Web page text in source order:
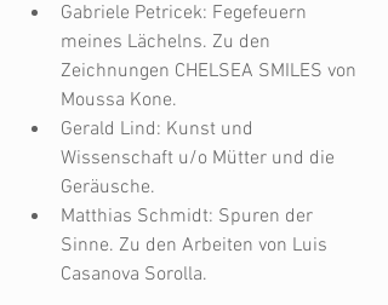
Gabriele Petricek: Fegefeuern
meines Lächelns. Zu den
Zeichnungen CHELSEA SMILES von
Moussa Kone.
Gerald Lind: Kunst und
Wissenschaft u/o Mütter und die
Geräusche.
Matthias Schmidt: Spuren der
Sinne. Zu den Arbeiten von Luis
Casanova Sorolla.